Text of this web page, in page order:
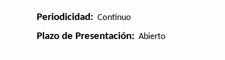
Periodicidad: Continuo
Plazo de Presentación: Abierto